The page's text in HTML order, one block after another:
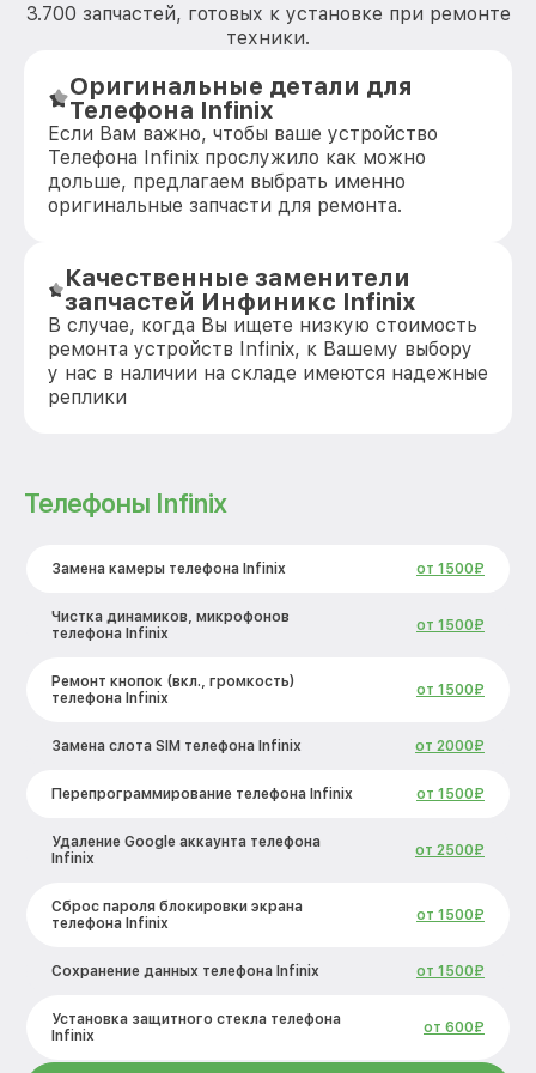
3.700 запчастей, готовых к установке при ремонте
техники.
Оригинальные детали для
Телефона Infinix
Если Вам важно, чтобы ваше устройство
Телефона Infinix прослужило как можно
дольше, предлагаем выбрать именно
оригинальные запчасти для ремонта.
Качественные заменители
запчастей Инфиникс Infinix
В случае, когда Вы ищете низкую стоимость
ремонта устройств Infinix, к Вашему выбору
у нас в наличии на складе имеются надежные
реплики
Телефоны Infinix
Замена камеры телефона Infinix от 1500₽
Чистка динамиков, микрофонов
телефона Infinix
от 1500₽
Ремонт кнопок (вкл., громкость)
телефона Infinix
от 1500₽
Замена слота SIM телефона Infinix от 2000₽
Перепрограммирование телефона Infinix от 1500₽
Удаление Google аккаунта телефона
Infinix
от 2500₽
Сброс пароля блокировки экрана
телефона Infinix
от 1500₽
Сохранение данных телефона Infinix от 1500₽
Установка защитного стекла телефона
Infinix
от 600₽